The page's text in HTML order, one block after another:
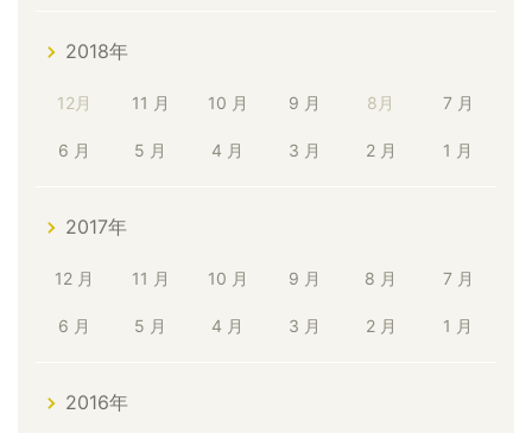
2018年
12月 11 月 10 月 9 月 8月 7 月
6 月 5 月 4 月 3 月 2 月 1 月
2017年
12 月 11 月 10 月 9 月 8 月 7 月
6 月 5 月 4 月 3 月 2 月 1 月
2016年